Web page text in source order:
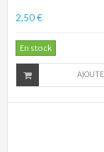
2,50 €
En stock